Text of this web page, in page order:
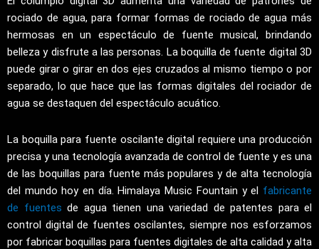
rociado de agua, para formar formas de rociado de agua más
hermosas en un espectáculo de fuente musical, brindando
belleza y disfrute a las personas. La boquilla de fuente digital 3D
puede girar o girar en dos ejes cruzados al mismo tiempo o por
separado, lo que hace que las formas digitales del rociador de
agua se destaquen del espectáculo acuático.
La boquilla para fuente oscilante digital requiere una producción
precisa y una tecnología avanzada de control de fuente y es una
de las boquillas para fuente más populares y de alta tecnología
del mundo hoy en día. Himalaya Music Fountain y el fabricante
de fuentes de agua tienen una variedad de patentes para el
control digital de fuentes oscilantes, siempre nos esforzamos
por fabricar boquillas para fuentes digitales de alta calidad y alta